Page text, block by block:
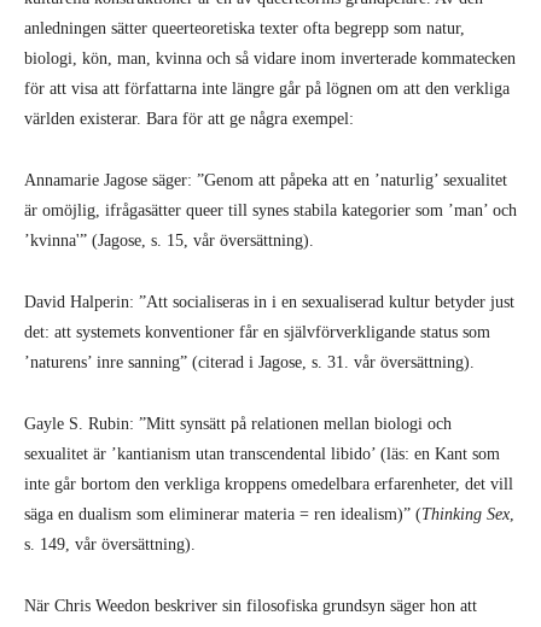
anledningen sätter queerteoretiska texter ofta begrepp som natur,
biologi, kön, man, kvinna och så vidare inom inverterade kommatecken
för att visa att författarna inte längre går på lögnen om att den verkliga
världen existerar. Bara för att ge några exempel:
Annamarie Jagose säger: ”Genom att påpeka att en ’naturlig’ sexualitet
är omöjlig, ifrågasätter queer till synes stabila kategorier som ’man’ och
’kvinna'” (Jagose, s. 15, vår översättning).
David Halperin: ”Att socialiseras in i en sexualiserad kultur betyder just
det: att systemets konventioner får en självförverkligande status som
’naturens’ inre sanning” (citerad i Jagose, s. 31. vår översättning).
Gayle S. Rubin: ”Mitt synsätt på relationen mellan biologi och
sexualitet är ’kantianism utan transcendental libido’ (läs: en Kant som
inte går bortom den verkliga kroppens omedelbara erfarenheter, det vill
säga en dualism som eliminerar materia = ren idealism)” (Thinking Sex
s. 149, vår översättning).
När Chris Weedon beskriver sin filosofiska grundsyn säger hon att